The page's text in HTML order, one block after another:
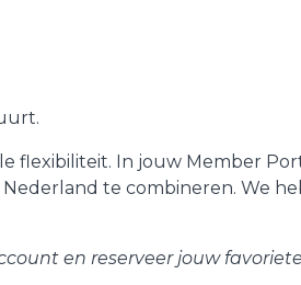
flexibiliteit. In jouw Member
te combineren. We
en reserveer jouw favoriete